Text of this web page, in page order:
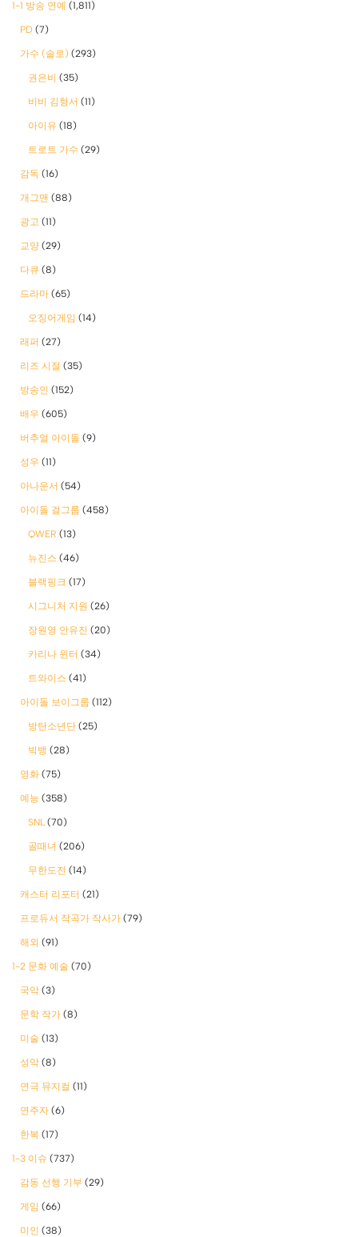
1-1 방송 연예 (1,811)
PD (7)
가수 (솔로) (293)
권은비 (35)
비비 김형서 (11)
아이유 (18)
트로트 가수 (29)
감독 (16)
개그맨 (88)
광고 (11)
교양 (29)
다큐 (8)
드라마 (65)
오징어게임 (14)
래퍼 (27)
리즈 시절 (35)
방송인 (152)
배우 (605)
버추얼 아이돌 (9)
성우 (11)
아나운서 (54)
아이돌 걸그룹 (458)
QWER (13)
뉴진스 (46)
블랙핑크 (17)
시그니처 지원 (26)
장원영 안유진 (20)
카리나 윈터 (34)
트와이스 (41)
아이돌 보이그룹 (112)
방탄소년단 (25)
빅뱅 (28)
영화 (75)
예능 (358)
SNL (70)
골때녀 (206)
무한도전 (14)
캐스터 리포터 (21)
프로듀서 작곡가 작사가 (79)
해외 (91)
1-2 문화 예술 (70)
국악 (3)
문학 작가 (8)
미술 (13)
성악 (8)
연극 뮤지컬 (11)
연주자 (6)
한복 (17)
1-3 이슈 (737)
감동 선행 기부 (29)
게임 (66)
미인 (38)